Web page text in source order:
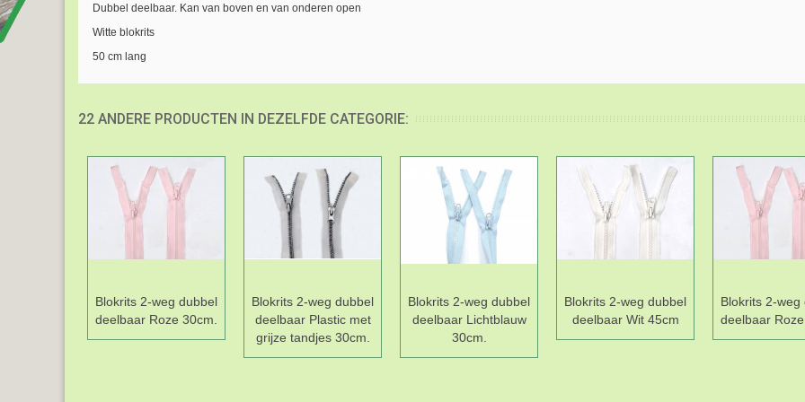
Dubbel deelbaar. Kan van boven en van onderen open
Witte blokrits
50 cm lang
22 ANDERE PRODUCTEN IN DEZELFDE CATEGORIE:
Blokrits 2-weg dubbel
deelbaar Roze 30cm.
Blokrits 2-weg dubbel
deelbaar Plastic met
grijze tandjes 30cm.
Blokrits 2-weg dubbel
deelbaar Lichtblauw
30cm.
Blokrits 2-weg dubbel
deelbaar Wit 45cm
Blokrits 2-weg
deelbaar Roze